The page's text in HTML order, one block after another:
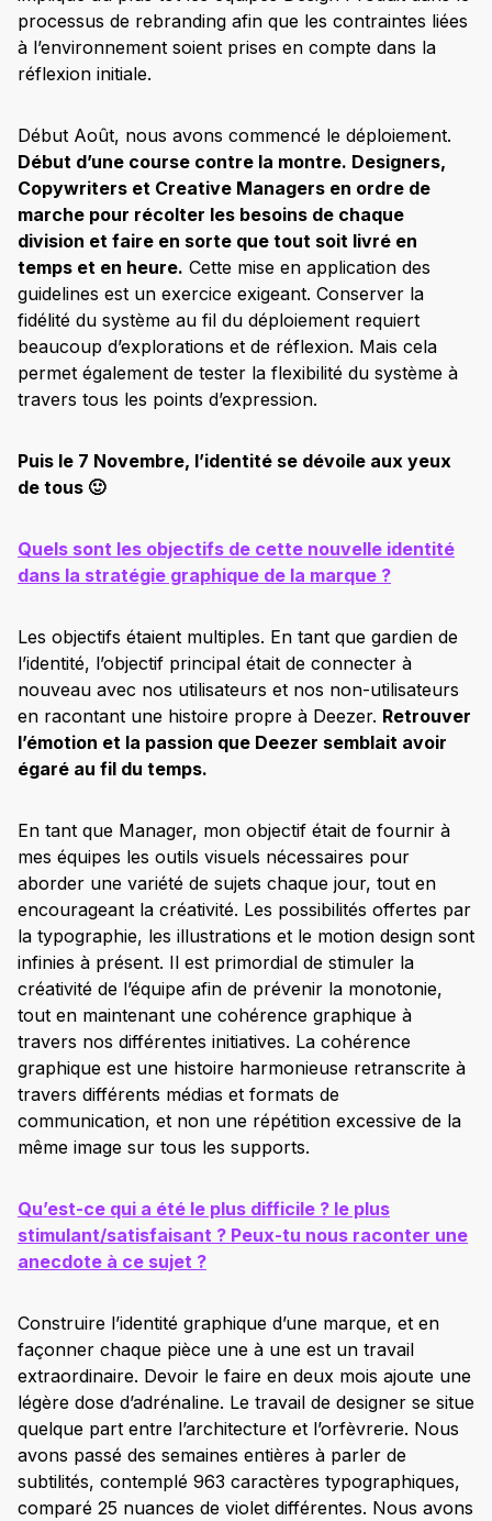
processus de rebranding afin que les contraintes liées
à l’environnement soient prises en compte dans la
réflexion initiale.
Début Août, nous avons commencé le déploiement.
Début d’une course contre la montre. Designers,
Copywriters et Creative Managers en ordre de
marche pour récolter les besoins de chaque
division et faire en sorte que tout soit livré en
temps et en heure. Cette mise en application des
guidelines est un exercice exigeant. Conserver la
fidélité du système au fil du déploiement requiert
beaucoup d’explorations et de réflexion. Mais cela
permet également de tester la flexibilité du système à
travers tous les points d’expression.
Puis le 7 Novembre, l’identité se dévoile aux yeux
de tous 🙂
Quels sont les objectifs de cette nouvelle identité
dans la stratégie graphique de la marque ?
Les objectifs étaient multiples. En tant que gardien de
l’identité, l’objectif principal était de connecter à
nouveau avec nos utilisateurs et nos non-utilisateurs
en racontant une histoire propre à Deezer. Retrouver
l’émotion et la passion que Deezer semblait avoir
égaré au fil du temps.
En tant que Manager, mon objectif était de fournir à
mes équipes les outils visuels nécessaires pour
aborder une variété de sujets chaque jour, tout en
encourageant la créativité. Les possibilités offertes par
la typographie, les illustrations et le motion design sont
infinies à présent. Il est primordial de stimuler la
créativité de l’équipe afin de prévenir la monotonie,
tout en maintenant une cohérence graphique à
travers nos différentes initiatives. La cohérence
graphique est une histoire harmonieuse retranscrite à
travers différents médias et formats de
communication, et non une répétition excessive de la
même image sur tous les supports.
Qu’est-ce qui a été le plus difficile ? le plus
stimulant/satisfaisant ? Peux-tu nous raconter une
anecdote à ce sujet ?
Construire l’identité graphique d’une marque, et en
façonner chaque pièce une à une est un travail
extraordinaire. Devoir le faire en deux mois ajoute une
légère dose d’adrénaline. Le travail de designer se situe
quelque part entre l’architecture et l’orfèvrerie. Nous
avons passé des semaines entières à parler de
subtilités, contemplé 963 caractères typographiques,
comparé 25 nuances de violet différentes. Nous avons